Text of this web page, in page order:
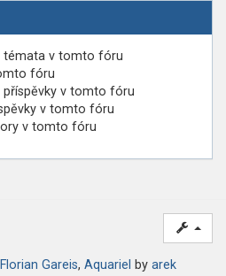
témata v tomto fóru
fóru
příspěvky v tomto fóru
v tomto fóru
v tomto fóru
Florian Gareis, Aquariel by arek